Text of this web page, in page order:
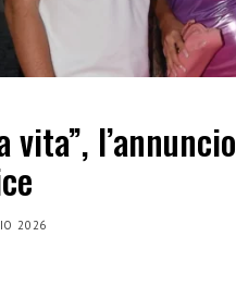
vita”,
2026